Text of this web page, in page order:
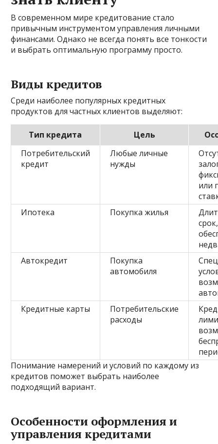
В современном мире кредитование стало
привычным инструментом управления личными
финансами. Однако не всегда понять все тонкости
и выбрать оптимальную программу просто.
Виды кредитов
Среди наиболее популярных кредитных
продуктов для частных клиентов выделяют:
Тип кредита Цель
Потребительский
кредит
Любые личные
нужды
или
Ипотека
Покупка жилья
срок,
Автокредит
Покупка
автомобиля
Кредитные карты
Потребительские
расходы
Понимание намерений и условий по каждому из
кредитов поможет выбрать наиболее
подходящий вариант.
Особенности оформления и
управления кредитами